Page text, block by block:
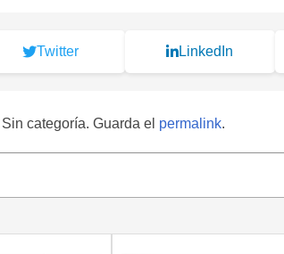
Twitter LinkedIn
categoría. Guarda el permalink.